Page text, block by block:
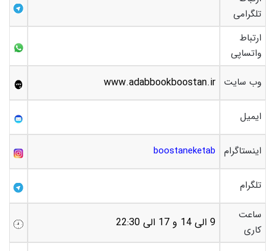
تلگرامی
ارتباط
واتساپی
وب سایت www.adabbookboostan.ir
ایمیل
اینستاگرام boostaneketab
تلگرام
ساعت
کاری
9 الی 14 و 17 الی 22:30